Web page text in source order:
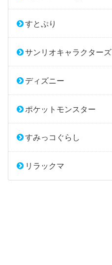
すとぷり
サンリオキャラクターズ
ディズニー
ポケットモンスター
すみっコぐらし
リラックマ